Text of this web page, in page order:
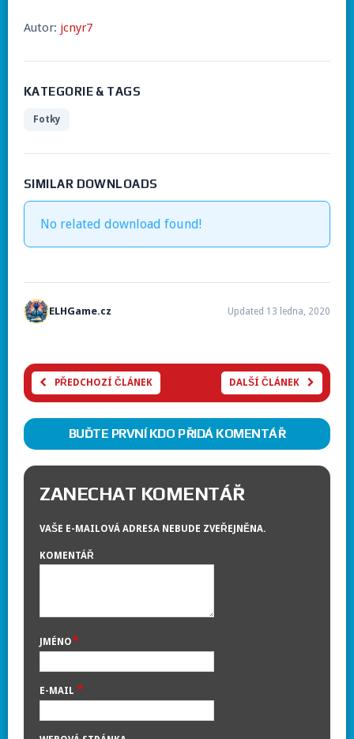
Autor: jcnyr7
KATEGORIE & TAGS
Fotky
SIMILAR DOWNLOADS
No related download found!
ELHGame.cz Updated 13 ledna, 2020
PŘEDCHOZÍ ČLÁNEK DALŠÍ ČLÁNEK
BUĎTE PRVNÍ KDO PŘIDÁ KOMENTÁŘ
ZANECHAT KOMENTÁŘ
VAŠE E-MAILOVÁ ADRESA NEBUDE ZVEŘEJNĚNA.
KOMENTÁŘ
JMÉNO*
E-MAIL *